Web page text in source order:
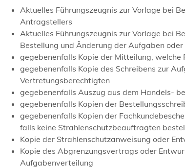
Aktuelles Führungszeugnis zur Vorlage bei
Antragstellers
Aktuelles Führungszeugnis zur Vorlage bei
Bestellung und Änderung der Aufgaben
gegebenenfalls Kopie der Mitteilung,
gegebenenfalls Kopie des Schreibens zur
Vertretungsberechtigten
gegebenenfalls Auszug aus dem Handels-
gegebenenfalls Kopien der
gegebenenfalls Kopien der
falls keine Strahlenschutzbeauftragten
Kopie der Strahlenschutzanweisung oder
Kopie des Abgrenzungsvertrags oder
Aufgabenverteilung